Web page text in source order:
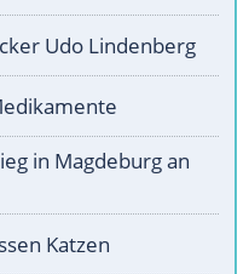
Udo Lindenberg
in Magdeburg an
Katzen